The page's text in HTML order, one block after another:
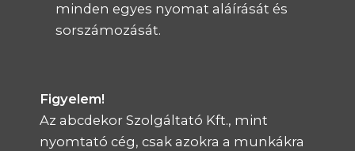
minden egyes nyomat aláírását és
sorszámozását.
Figyelem!
Az abcdekor Szolgáltató Kft., mint
nyomtató cég, csak azokra a munkákra